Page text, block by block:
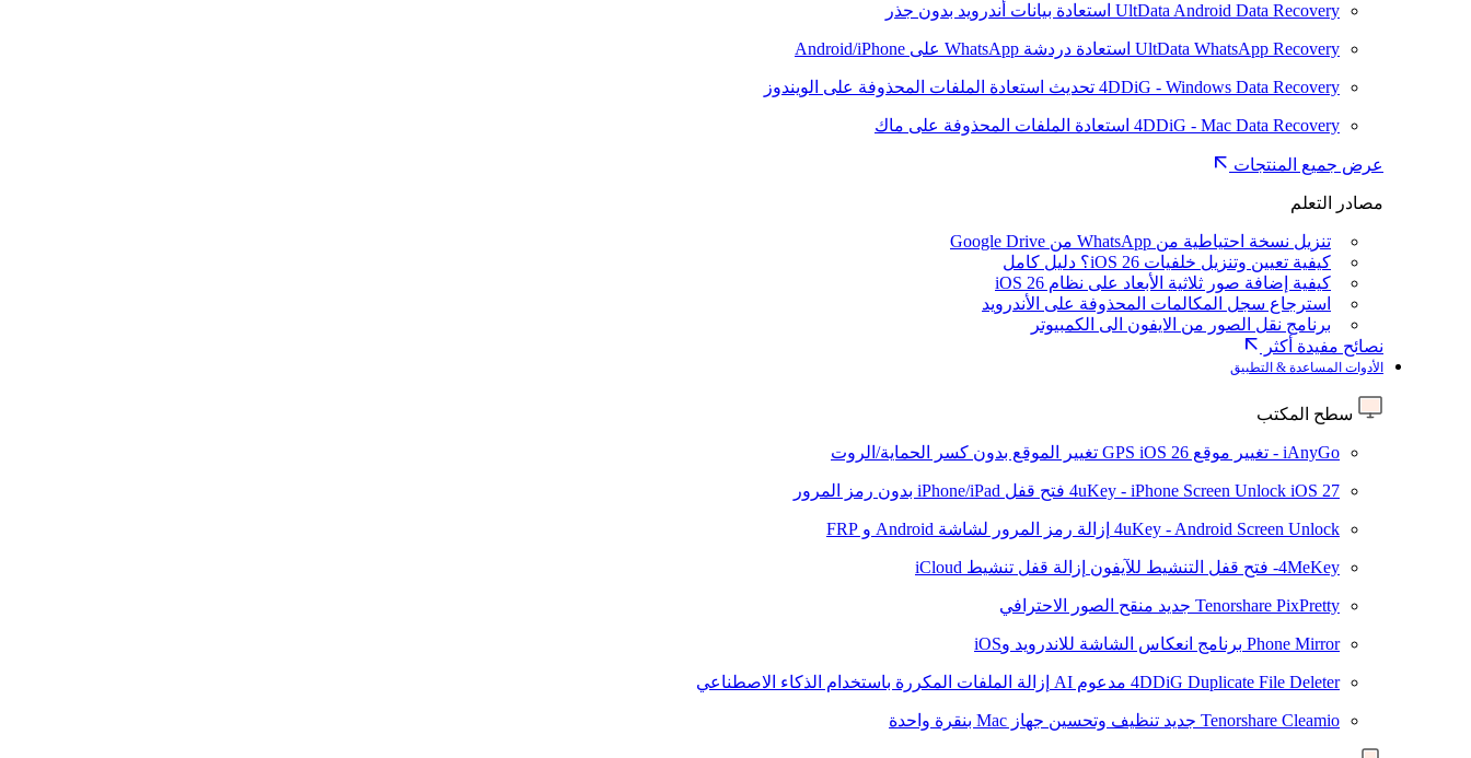
UltData Android Data Recovery استعادة بيانات أندرويد بدون جذر
UltData WhatsApp Recovery استعادة دردشة WhatsApp على Android/iPhone
4DDiG - Windows Data Recovery تحديث استعادة الملفات المحذوفة على الويندوز
4DDiG - Mac Data Recovery استعادة الملفات المحذوفة على ماك
عرض جميع المنتجات
مصادر التعلم
تنزيل نسخة احتياطية من WhatsApp من Google Drive
كيفية تعيين وتنزيل خلفيات iOS 26؟ دليل كامل
كيفية إضافة صور ثلاثية الأبعاد على نظام iOS 26
استرجاع سجل المكالمات المحذوفة على الأندرويد
برنامج نقل الصور من الايفون الى الكمبيوتر
نصائح مفيدة أكثر
الأدوات المساعدة & التطبيق
سطح المكتب
iAnyGo - تغيير موقع GPS iOS 26 تغيير الموقع بدون كسر الحماية/الروت
4uKey - iPhone Screen Unlock iOS 27 فتح قفل iPhone/iPad بدون رمز المرور
4uKey - Android Screen Unlock إزالة رمز المرور لشاشة Android و FRP
4MeKey- فتح قفل التنشيط للآيفون إزالة قفل تنشيط iCloud
Tenorshare PixPretty جديد منقح الصور الاحترافي
Phone Mirror برنامج انعكاس الشاشة للاندرويد وiOS
4DDiG Duplicate File Deleter مدعوم AI إزالة الملفات المكررة باستخدام الذكاء الاصطناعي
Tenorshare Cleamio جديد تنظيف وتحسين جهاز Mac بنقرة واحدة